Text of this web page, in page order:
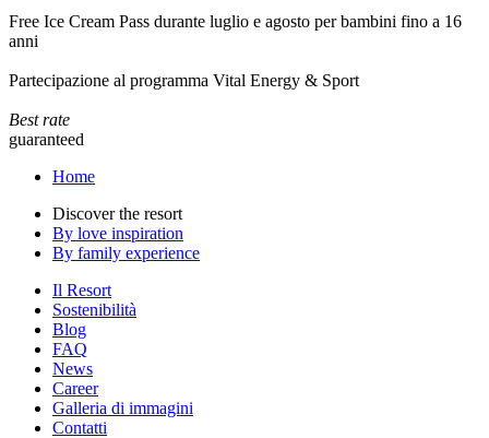
Free Ice Cream Pass durante luglio e agosto per bambini fino a 16
anni
Partecipazione al programma Vital Energy & Sport
Best rate
guaranteed
Home
Discover the resort
By love inspiration
By family experience
Il Resort
Sostenibilità
Blog
FAQ
News
Career
Galleria di immagini
Contatti